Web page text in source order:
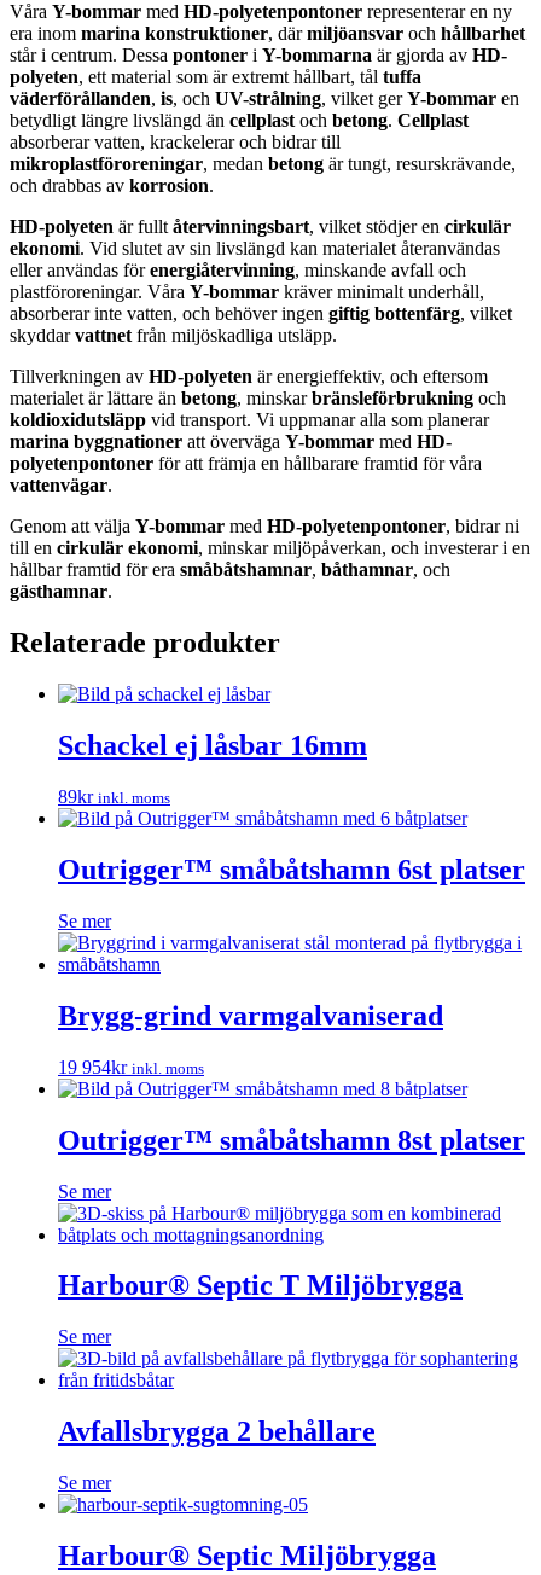
Våra Y-bommar med HD-polyetenpontoner representerar en ny
era inom marina konstruktioner, därmiljöansvar och hållbarhet
står i centrum. Dessa pontoner i Y-bommarna är gjorda av HD-
polyeten, ett material som är extremt hållbart, tål tuffa
väderförållanden, is, och UV-strålning, vilket gerY-bommar en
betydligt längre livslängd än cellplastoch betong. Cellplast
absorberar vatten, krackelerar och bidrar till
mikroplastföroreningar, medan betong är tungt, resurskrävande,
och drabbas av korrosion.
HD-polyeten är fulltåtervinningsbart, vilket stödjer en cirkulär
ekonomi. Vid slutet av sin livslängd kan materialet återanvändas
eller användas förenergiåtervinning, minskande avfall och
plastföroreningar. Våra Y-bommar kräver minimalt underhåll,
absorberar inte vatten, och behöver ingen giftig bottenfärg, vilket
skyddarvattnetfrån miljöskadliga utsläpp.
Tillverkningen av HD-polyeten är energieffektiv, och eftersom
materialet är lättare än betong, minskarbränsleförbrukning och
koldioxidutsläpp vid transport. Vi uppmanar alla som planerar
marina byggnationer att överväga Y-bommar med HD-
polyetenpontoner för att främja en hållbarare framtid för våra
vattenvägar.
Genom att välja Y-bommar med HD-polyetenpontoner, bidrar ni
till en cirkulär ekonomi, minskar miljöpåverkan, och investerar i en
hållbar framtid för era småbåtshamnar, båthamnar, och
gästhamnar.
Relaterade produkter
Schackel ej låsbar 16mm
89kr inkl. moms
Outrigger™ småbåtshamn 6st platser
Se mer
Brygg-grind varmgalvaniserad
19 954kr inkl. moms
Outrigger™ småbåtshamn 8st platser
Se mer
Harbour® Septic T Miljöbrygga
Se mer
Avfallsbrygga 2 behållare
Se mer
Harbour® Septic Miljöbrygga